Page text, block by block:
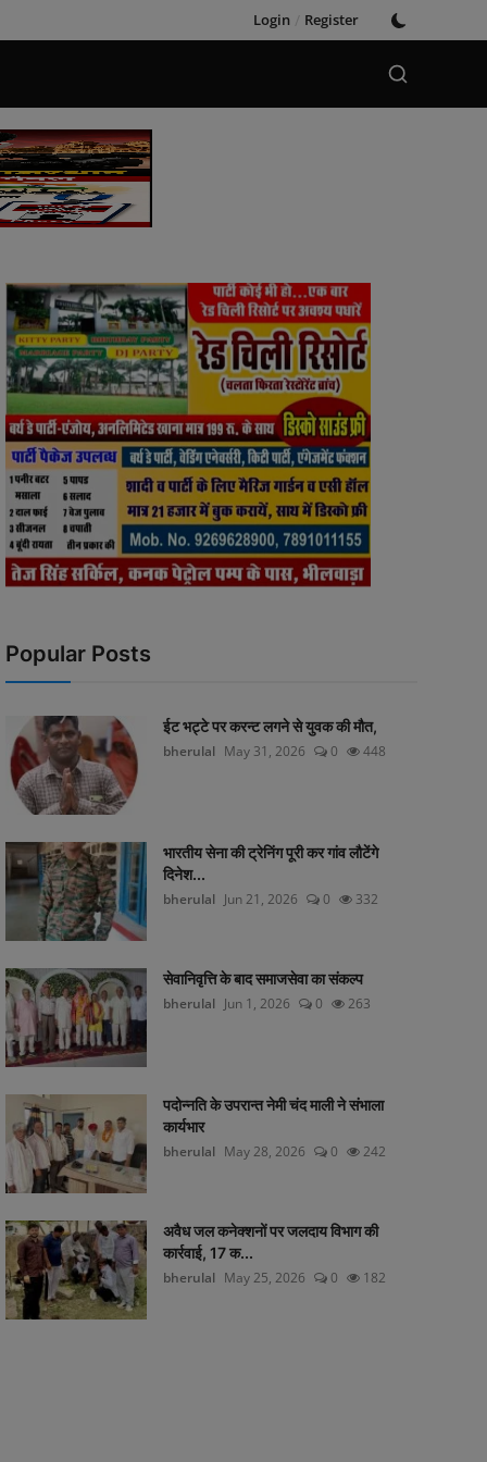
Login / Register
Popular Posts
ईट भट्टे पर करन्ट लगने से युवक की मौत,
bherulal May 31, 2026 0 448
भारतीय सेना की ट्रेनिंग पूरी कर गांव लौटेंगे
दिनेश...
bherulal Jun 21, 2026 0 332
सेवानिवृत्ति के बाद समाजसेवा का संकल्प
bherulal Jun 1, 2026 0 263
पदोन्नति के उपरान्त नेमी चंद माली ने संभाला
कार्यभार
bherulal May 28, 2026 0 242
अवैध जल कनेक्शनों पर जलदाय विभाग की
कार्रवाई, 17 क...
bherulal May 25, 2026 0 182